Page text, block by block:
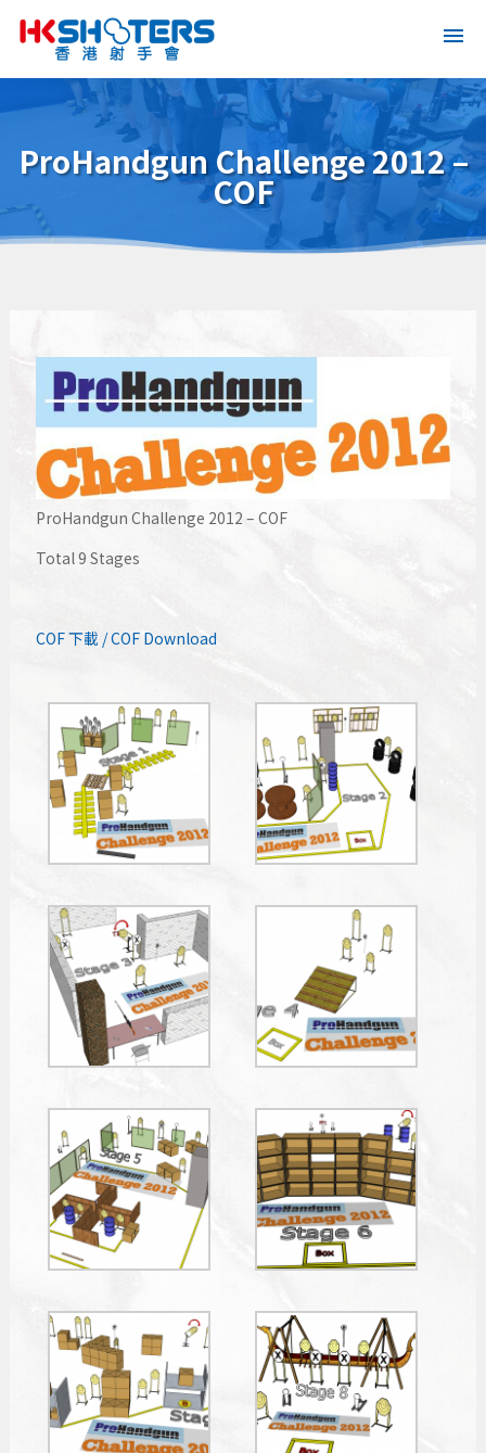
ProHandgun Challenge 2012 –
COF
ProHandgun Challenge 2012 – COF
Total 9 Stages
COF 下載 / COF Download